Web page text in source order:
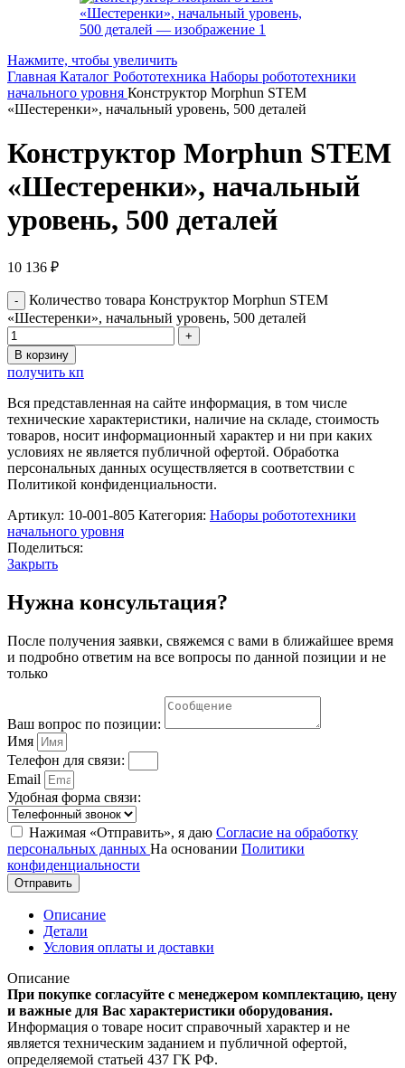
Нажмите, чтобы увеличить
Главная Каталог Робототехника Наборы робототехники
начального уровня Конструктор Morphun STEM
«Шестеренки», начальный уровень, 500 деталей
Конструктор Morphun STEM
«Шестеренки», начальный
уровень, 500 деталей
10 136 ₽
Количество товара Конструктор Morphun STEM
«Шестеренки», начальный уровень, 500 деталей
В корзину
получить кп
Вся представленная на сайте информация, в том числе
технические характеристики, наличие на складе, стоимость
товаров, носит информационный характер и ни при каких
условиях не является публичной офертой. Обработка
персональных данных осуществляется в соответствии с
Политикой конфиденциальности.
Артикул: 10-001-805 Категория: Наборы робототехники
начального уровня
Поделиться:
Закрыть
Нужна консультация?
После получения заявки, свяжемся с вами в ближайшее время
и подробно ответим на все вопросы по данной позиции и не
только
Ваш вопрос по позиции:
Имя
Телефон для связи:
Email
Удобная форма связи:
Нажимая «Отправить», я даю Согласие на обработку
персональных данных На основании Политики
конфиденциальности
Отправить
Описание
Детали
Условия оплаты и доставки
Описание
При покупке согласуйте с менеджером комплектацию, цену
и важные для Вас характеристики оборудования.
Информация о товаре носит справочный характер и не
является техническим заданием и публичной офертой,
определяемой статьей 437 ГК РФ.